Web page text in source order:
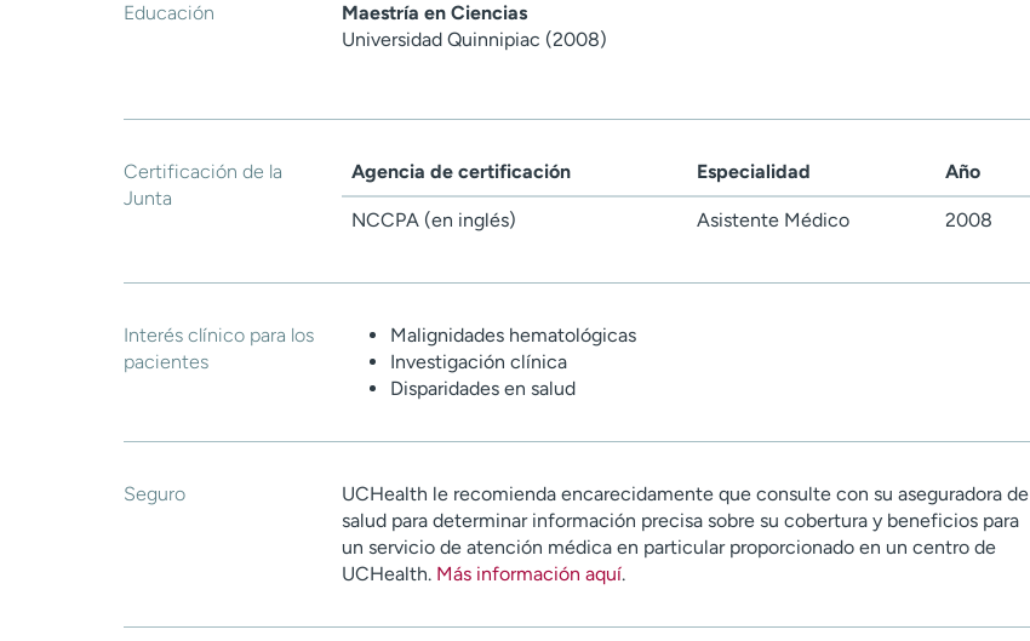
Educación
Maestría en Ciencias
Universidad Quinnipiac (2008)
Certificación de la
Junta
Agencia de certificación Especialidad Año
NCCPA (en inglés) Asistente Médico 2008
Interés clínico para los
pacientes
Malignidades hematológicas
Investigación clínica
Disparidades en salud
Seguro
UCHealth le recomienda encarecidamente que consulte con su aseguradora de
salud para determinar información precisa sobre su cobertura y beneficios para
un servicio de atención médica en particular proporcionado en un centro de
UCHealth. Más información aquí.